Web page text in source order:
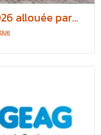
allouée par...